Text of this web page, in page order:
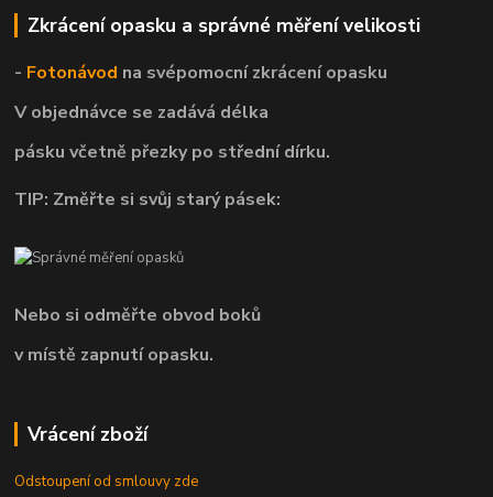
Zkrácení opasku a správné měření velikosti
- Fotonávod na svépomocnízkrácení opasku
V objednávce se zadává délka
pásku včetně přezky po střední dírku.
TIP: Změřte si svůj starý pásek:
Nebo si odměřte obvod boků
v místě zapnutí opasku.
Vrácení zboží
Odstoupení od smlouvy zde